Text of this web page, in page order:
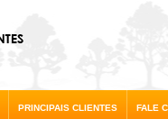
PRINCIPAIS CLIENTES FALE